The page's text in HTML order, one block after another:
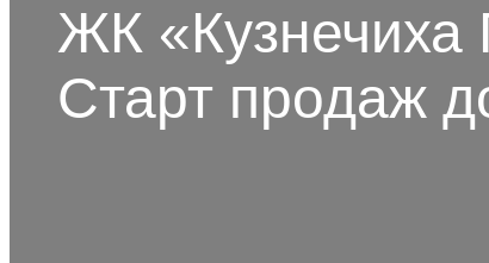
ЖК «Кузнечиха
Старт продаж